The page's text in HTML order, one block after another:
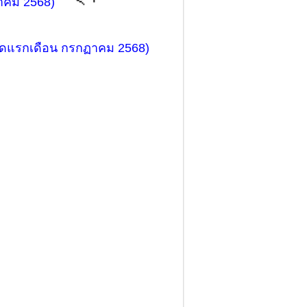
แรกเดือน กรกฏาคม 2568)